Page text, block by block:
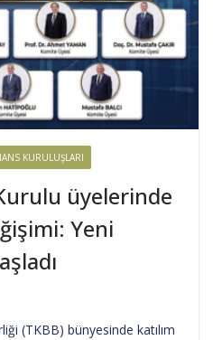
KURULUŞLARI
üyelerinde
Yeni
(TKBB) bünyesinde katılım